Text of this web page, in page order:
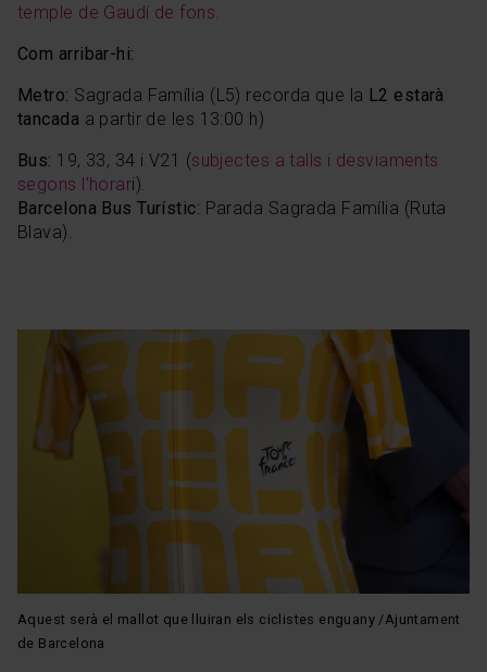
temple de Gaudí de fons.
Com arribar-hi:
Metro: Sagrada Família (L5) recorda que la L2 estarà
tancada a partir de les 13:00 h)
Bus: 19, 33, 34 i V21 (subjectes a talls i desviaments
segons l'horari).
Barcelona Bus Turístic: Parada Sagrada Família (Ruta
Blava).
Aquest serà el mallot que lluiran els ciclistes enguany /Ajuntament
de Barcelona